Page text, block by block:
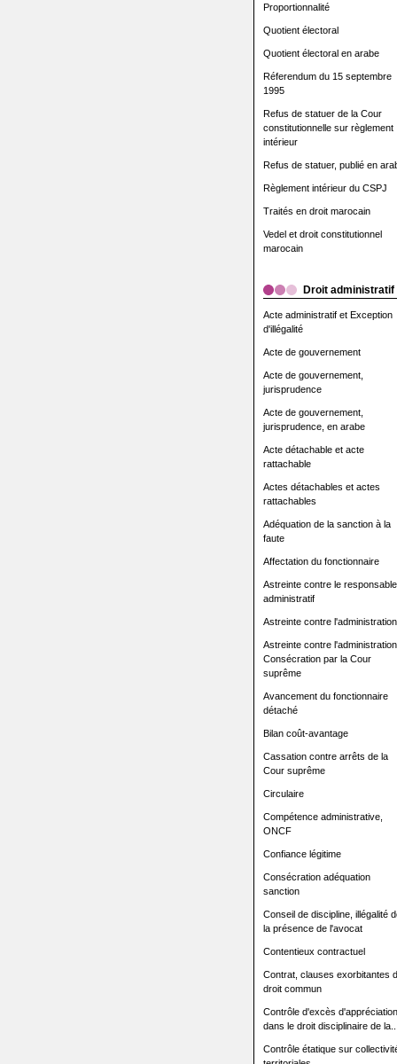
Proportionnalité
Quotient électoral
Quotient électoral en arabe
Réferendum du 15 septembre
1995
Refus de statuer de la Cour
constitutionnelle sur règlement
intérieur
Refus de statuer, publié en
Règlement intérieur du CSPJ
Traités en droit marocain
Vedel et droit constitutionnel
marocain
Droit administratif
Acte administratif et Exception
d'illégalité
Acte de gouvernement
Acte de gouvernement,
jurisprudence
Acte de gouvernement,
jurisprudence, en arabe
Acte détachable et acte
rattachable
Actes détachables et actes
rattachables
Adéquation de la sanction à la
faute
Affectation du fonctionnaire
Astreinte contre le responsable
administratif
Astreinte contre l'administration
Astreinte contre l'administration,
Consécration par la Cour
suprême
Avancement du fonctionnaire
détaché
Bilan coût-avantage
Cassation contre arrêts de la
Cour suprême
Circulaire
Compétence administrative,
ONCF
Confiance légitime
Consécration adéquation
sanction
Conseil de discipline, illégalité
la présence de l'avocat
Contentieux contractuel
Contrat, clauses exorbitantes
droit commun
Contrôle d'excès d'appréciation
dans le droit disciplinaire de la...
Contrôle étatique sur